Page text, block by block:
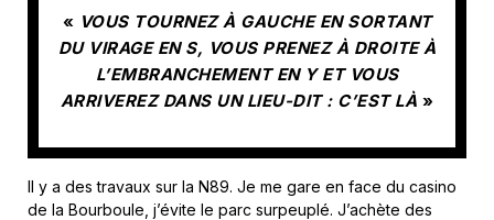
« VOUS TOURNEZ À GAUCHE EN SORTANT
DU VIRAGE EN S, VOUS PRENEZ À DROITE À
L’EMBRANCHEMENT EN Y ET VOUS
ARRIVEREZ DANS UN LIEU-DIT : C’EST LÀ »
Il y a des travaux sur la N89. Je me gare en face du casino
de la Bourboule, j’évite le parc surpeuplé. J’achète des